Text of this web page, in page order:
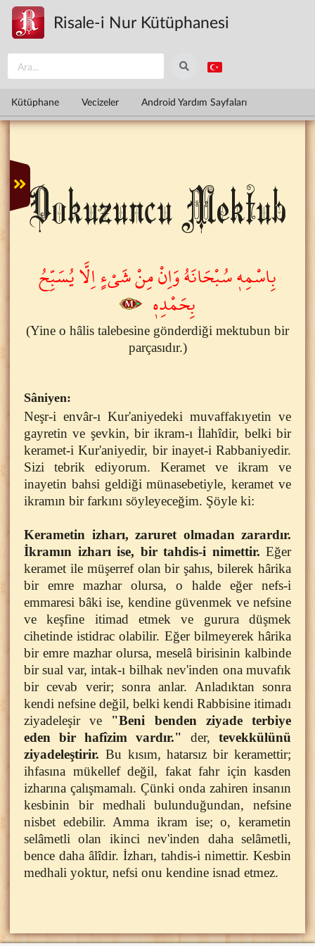
Ana içeriğe atla
Risale-i Nur Kütüphanesi
Kütüphane Vecizeler Android Yardım Sayfaları
Dokuzuncu Mektub
بِاسْمِه۪ سُبْحَانَهُ وَاِنْ مِنْ شَيْءٍ اِلَّا يُسَبِّحُ
بِحَمْدِه۪
(Yine o hâlis talebesine gönderdiği mektubun bir
parçasıdır.)
Sâniyen:
Neşr-i envâr-ı Kur'aniyedeki muvaffakıyetin ve
gayretin ve şevkin, bir ikram-ı İlahîdir, belki bir
keramet-i Kur'aniyedir, bir inayet-i Rabbaniyedir.
Sizi tebrik ediyorum. Keramet ve ikram ve
inayetin bahsi geldiği münasebetiyle, keramet ve
ikramın bir farkını söyleyeceğim. Şöyle ki:
Kerametin izharı, zaruret olmadan zarardır.
İkramın izharı ise, bir tahdis-i nimettir. Eğer
keramet ile müşerref olan bir şahıs, bilerek hârika
bir emre mazhar olursa, o halde eğer nefs-i
emmaresi bâki ise, kendine güvenmek ve nefsine
ve keşfine itimad etmek ve gurura düşmek
cihetinde istidrac olabilir. Eğer bilmeyerek hârika
bir emre mazhar olursa, meselâ birisinin kalbinde
bir sual var, intak-ı bilhak nev'inden ona muvafık
bir cevab verir; sonra anlar. Anladıktan sonra
kendi nefsine değil, belki kendi Rabbisine itimadı
ziyadeleşir ve "Beni benden ziyade terbiye
eden bir hafîzim vardır." der, tevekkülünü
ziyadeleştirir. Bu kısım, hatarsız bir keramettir;
ihfasına mükellef değil, fakat fahr için kasden
izharına çalışmamalı. Çünki onda zahiren insanın
kesbinin bir medhali bulunduğundan, nefsine
nisbet edebilir. Amma ikram ise; o, kerametin
selâmetli olan ikinci nev'inden daha selâmetli,
bence daha âlîdir. İzharı, tahdis-i nimettir. Kesbin
medhali yoktur, nefsi onu kendine isnad etmez.